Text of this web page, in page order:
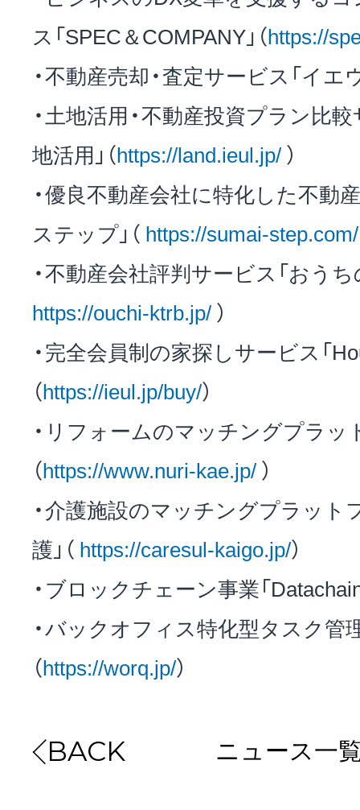
ス「SPEC＆COMPANY」（https://
・不動産売却・査定サービス「イエ
・土地活用・不動産投資プラン比
地活用」（https://land.ieul.jp/）
・優良不動産会社に特化した不動
ステップ」（ https://sumai-step.com/
・不動産会社評判サービス「おうち
https://ouchi-ktrb.jp/）
・完全会員制の家探しサービス「
（https://ieul.jp/buy/）
・リフォームのマッチングプラッ
（https://www.nuri-kae.jp/）
・介護施設のマッチングプラット
護」（ https://caresul-kaigo.jp/）
・ブロックチェーン事業「Datachain
・バックオフィス特化型タスク管
（https://worq.jp/）
BACK ニュース一